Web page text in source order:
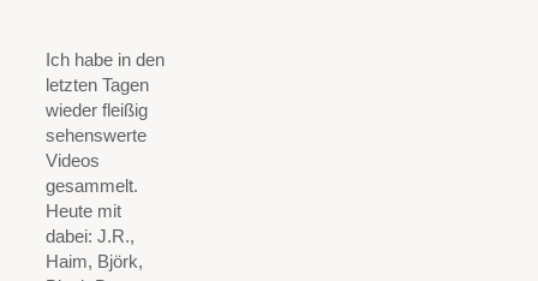
Ich habe in den
letzten Tagen
wieder fleißig
sehenswerte
Videos
gesammelt.
Heute mit
dabei: J.R.,
Haim, Björk,